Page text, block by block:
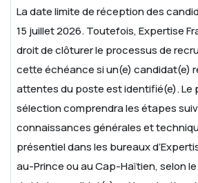
La date limite de réception des
15 juillet 2026. Toutefois, Expertise
droit de clôturer le processus de
cette échéance si un(e) candidat(e)
attentes du poste est identifié(e).Le
sélection comprendra les étapes
connaissances générales et
présentiel dans les bureaux
au-Prince ou au Cap-Haïtien, selon